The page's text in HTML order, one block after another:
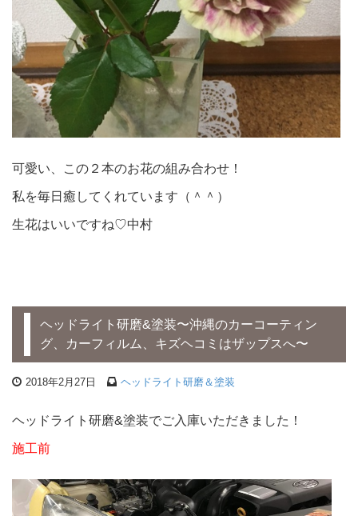
可愛い、この２本のお花の組み合わせ！
私を毎日癒してくれています（＾＾）
生花はいいですね♡中村
ヘッドライト研磨&塗装〜沖縄のカーコーティン
グ、カーフィルム、キズヘコミはザップスへ〜
2018年2月27日 ヘッドライト研磨＆塗装
ヘッドライト研磨&塗装でご入庫いただきました！
施工前